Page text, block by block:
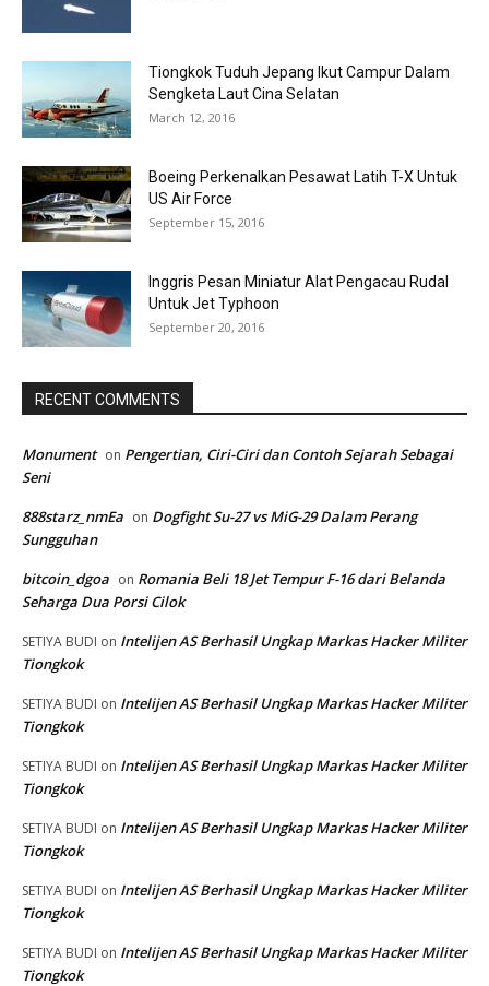
Tiongkok Tuduh Jepang Ikut Campur Dalam
Sengketa Laut Cina Selatan
March 12, 2016
Boeing Perkenalkan Pesawat Latih T-X Untuk
US Air Force
September 15, 2016
Inggris Pesan Miniatur Alat Pengacau Rudal
Untuk Jet Typhoon
September 20, 2016
RECENT COMMENTS
Monument on Pengertian, Ciri-Ciri dan Contoh Sejarah Sebagai
Seni
888starz_nmEa on Dogfight Su-27 vs MiG-29 Dalam Perang
Sungguhan
bitcoin_dgoa on Romania Beli 18 Jet Tempur F-16 dari Belanda
Seharga Dua Porsi Cilok
SETIYA BUDI on Intelijen AS Berhasil Ungkap Markas Hacker Militer
Tiongkok
SETIYA BUDI on Intelijen AS Berhasil Ungkap Markas Hacker Militer
Tiongkok
SETIYA BUDI on Intelijen AS Berhasil Ungkap Markas Hacker Militer
Tiongkok
SETIYA BUDI on Intelijen AS Berhasil Ungkap Markas Hacker Militer
Tiongkok
SETIYA BUDI on Intelijen AS Berhasil Ungkap Markas Hacker Militer
Tiongkok
SETIYA BUDI on Intelijen AS Berhasil Ungkap Markas Hacker Militer
Tiongkok